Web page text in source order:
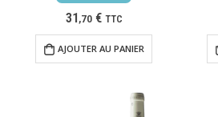
31 ,70 € TTC
AJOUTER AU PANIER